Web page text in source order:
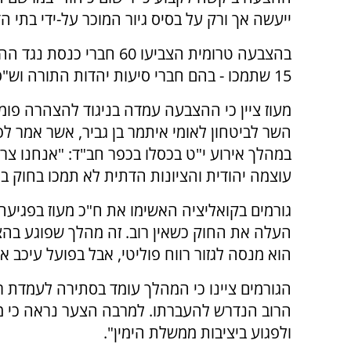
ייעשה אך ורק על בסיס גיור המוכר על-ידי בתי
בהצבעה טרומית הצביעו 60
15 שתמכו - בהם חברי סיעות יהדות התורה וש"ס.
מעוז ציין כי ההצבעה עמדה בניגוד להצהרה
השר לביטחון לאומי איתמר בן גביר, אשר אמר
במהלך אירוע י"ט בכסלו בכפר חב"ד: "אנחנו
עוצמה יהודית והציונות הדתית לא תמכו בחוק
גורמים בקואליציה האשימו את ח"כ מעוז
העלה את החוק כשאין רוב. זה מהלך שפוגע
הוא מנסה לגזור רווח פוליטי, אבל בפועל
הגורמים ציינו כי המהלך עומד בסתירה
הרוב הנדרש להעברתו. למרבה הצער נראה כי
ולפגוע ביציבות ממשלת הימין".